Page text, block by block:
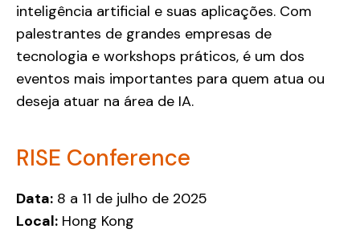
inteligência artificial e suas aplicações. Com
palestrantes de grandes empresas de
tecnologia e workshops práticos, é um dos
eventos mais importantes para quem atua ou
deseja atuar na área de IA.
RISE Conference
Data: 8 a 11 de julho de 2025
Local: Hong Kong